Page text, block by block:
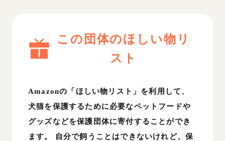
この団体のほしい物リ
スト
Amazonの「ほしい物リスト」を利用して、
犬猫を保護するために必要なペットフードや
グッズなどを保護団体に寄付することができ
ます。 自分で飼うことはできないけれど、保